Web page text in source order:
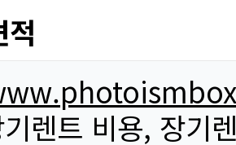
렌트 비용, 장기